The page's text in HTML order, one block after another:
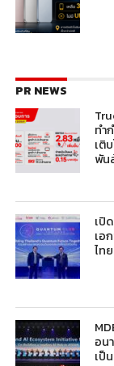
PR NEWS
ทำ
เติ
พัน
เปิ
เอ
ไท
อน
เป็